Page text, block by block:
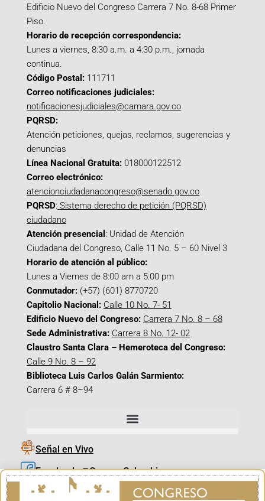
Edificio Nuevo del Congreso Carrera 7 No. 8-68 Primer
Piso.
Horario de recepción correspondencia:
Lunes a viernes, 8:30 a.m. a 4:30 p.m., jornada
continua.
Código Postal: 111711
Correo notificaciones judiciales:
notificacionesjudiciales@camara.gov.co
PQRSD:
Atención peticiones, quejas, reclamos, sugerencias y
denuncias
Línea Nacional Gratuita: 018000122512
Correo electrónico:
atencionciudadanacongreso@senado.gov.co
PQRSD: Sistema derecho de petición (PQRSD)
ciudadano
Atención presencial : Unidad de Atención
Ciudadana del Congreso, Calle 11 No. 5 – 60 Nivel 3
Horario de atención al público:
Lunes a Viernes de 8:00 am a 5:00 pm
Conmutador: (+57) (601) 8770720
Capitolio Nacional: Calle 10 No. 7- 51
Edificio Nuevo del Congreso: Carrera 7 No. 8 – 68
Sede Administrativa: Carrera 8 No. 12- 02
Claustro Santa Clara – Hemeroteca del Congreso:
Calle 9 No. 8 – 92
Biblioteca Luis Carlos Galán Sarmiento:
Carrera 6 # 8–94
Señal en Vivo
Facebook_@CamaraColombia
Instagram_@CamaraColombia